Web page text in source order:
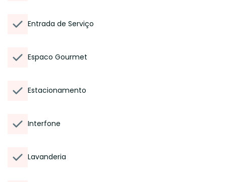
Entrada de Serviço
Espaco Gourmet
Estacionamento
Interfone
Lavanderia